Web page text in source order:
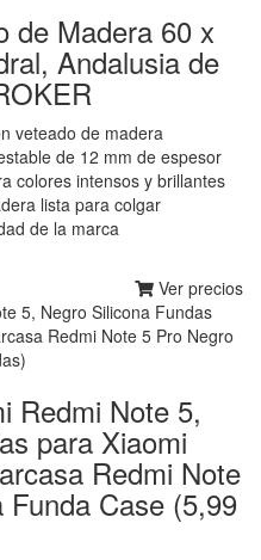
de Madera 60 x
Andalusia de
veteado de madera
de 12 mm de espesor
colores intensos y brillantes
lista para colgar
de la marca
Ver precios
Redmi Note 5,
para Xiaomi
Redmi Note
Case (5,99